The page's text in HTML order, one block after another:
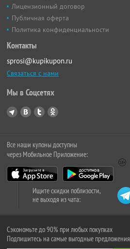
Лицензионный договор
Публичная оферта
Политика конфиденциальности
Контакты
sprosi@kupikupon.ru
Связаться с нами
Мы в Соцсетях
Все наши купоны доступны
через Мобильное Приложение:
Ищите скидки поблизости,
не выходя из чата:
Сэкономьте до 90% при любых покупках
Подпишитесь на самые выгодные предложения